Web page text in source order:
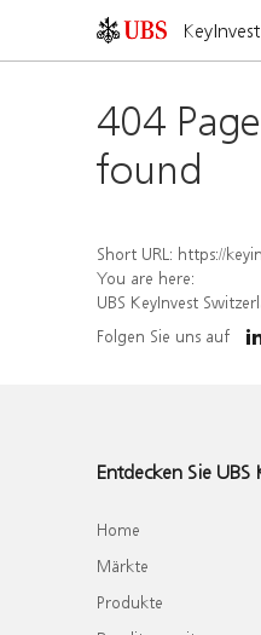
KeyInvest
404
found
Short URL: https://keyinvest-
You are here:
UBS KeyInvest
Folgen Sie uns auf
Entdecken Sie UBS
Home
Märkte
Produkte